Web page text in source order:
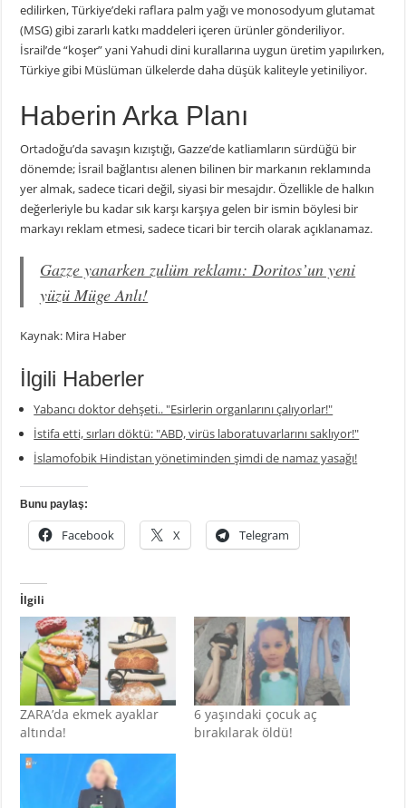
edilirken, Türkiye’deki raflara palm yağı ve monosodyum glutamat
(MSG) gibi zararlı katkı maddeleri içeren ürünler gönderiliyor.
İsrail’de “koşer” yani Yahudi dini kurallarına uygun üretim yapılırken,
Türkiye gibi Müslüman ülkelerde daha düşük kaliteyle yetiniliyor.
Haberin Arka Planı
Ortadoğu’da savaşın kızıştığı, Gazze’de katliamların sürdüğü bir
dönemde; İsrail bağlantısı alenen bilinen bir markanın reklamında
yer almak, sadece ticari değil, siyasi bir mesajdır. Özellikle de halkın
değerleriyle bu kadar sık karşı karşıya gelen bir ismin böylesi bir
markayı reklam etmesi, sadece ticari bir tercih olarak açıklanamaz.
Gazze yanarken zulüm reklamı: Doritos’un yeni
yüzü Müge Anlı!
Kaynak: Mira Haber
İlgili Haberler
Yabancı doktor dehşeti.. "Esirlerin organlarını çalıyorlar!"
İstifa etti, sırları döktü: "ABD, virüs laboratuvarlarını saklıyor!"
İslamofobik Hindistan yönetiminden şimdi de namaz yasağı!
Bunu paylaş:
Facebook X Telegram
İlgili
ZARA’da ekmek ayaklar
altında!
6 yaşındaki çocuk aç
bırakılarak öldü!